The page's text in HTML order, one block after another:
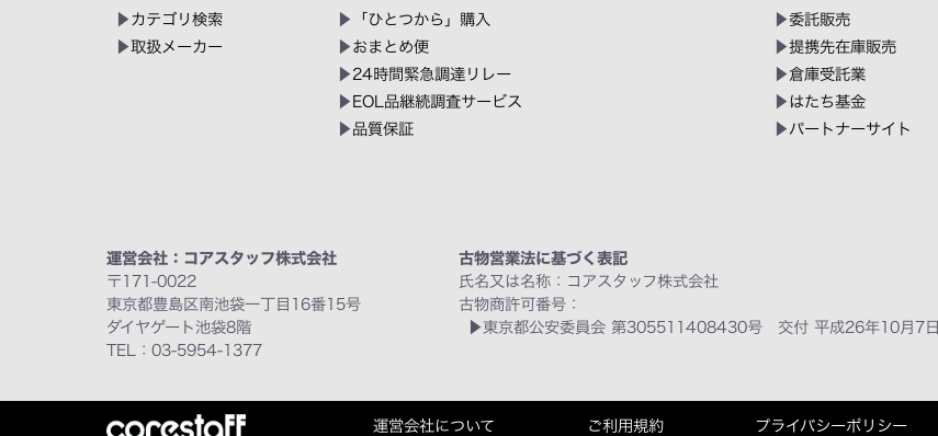
カテゴリ検索
取扱メーカー
「ひとつから」購入
おまとめ便
24時間緊急調達リレー
EOL品継続調査サービス
品質保証
委託販売
提携先在庫販売
倉庫受託業
はたち基金
パートナーサイト
運営会社：コアスタッフ株式会社
〒171-0022
東京都豊島区南池袋一丁目16番15号
ダイヤゲート池袋8階
TEL：03-5954-1377
古物営業法に基づく表記
氏名又は名称：コアスタッフ株式会社
古物商許可番号：
東京都公安委員会 第305511408430号 交付 平成26年10月7日
運営会社について ご利用規約 プライバシーポリシー